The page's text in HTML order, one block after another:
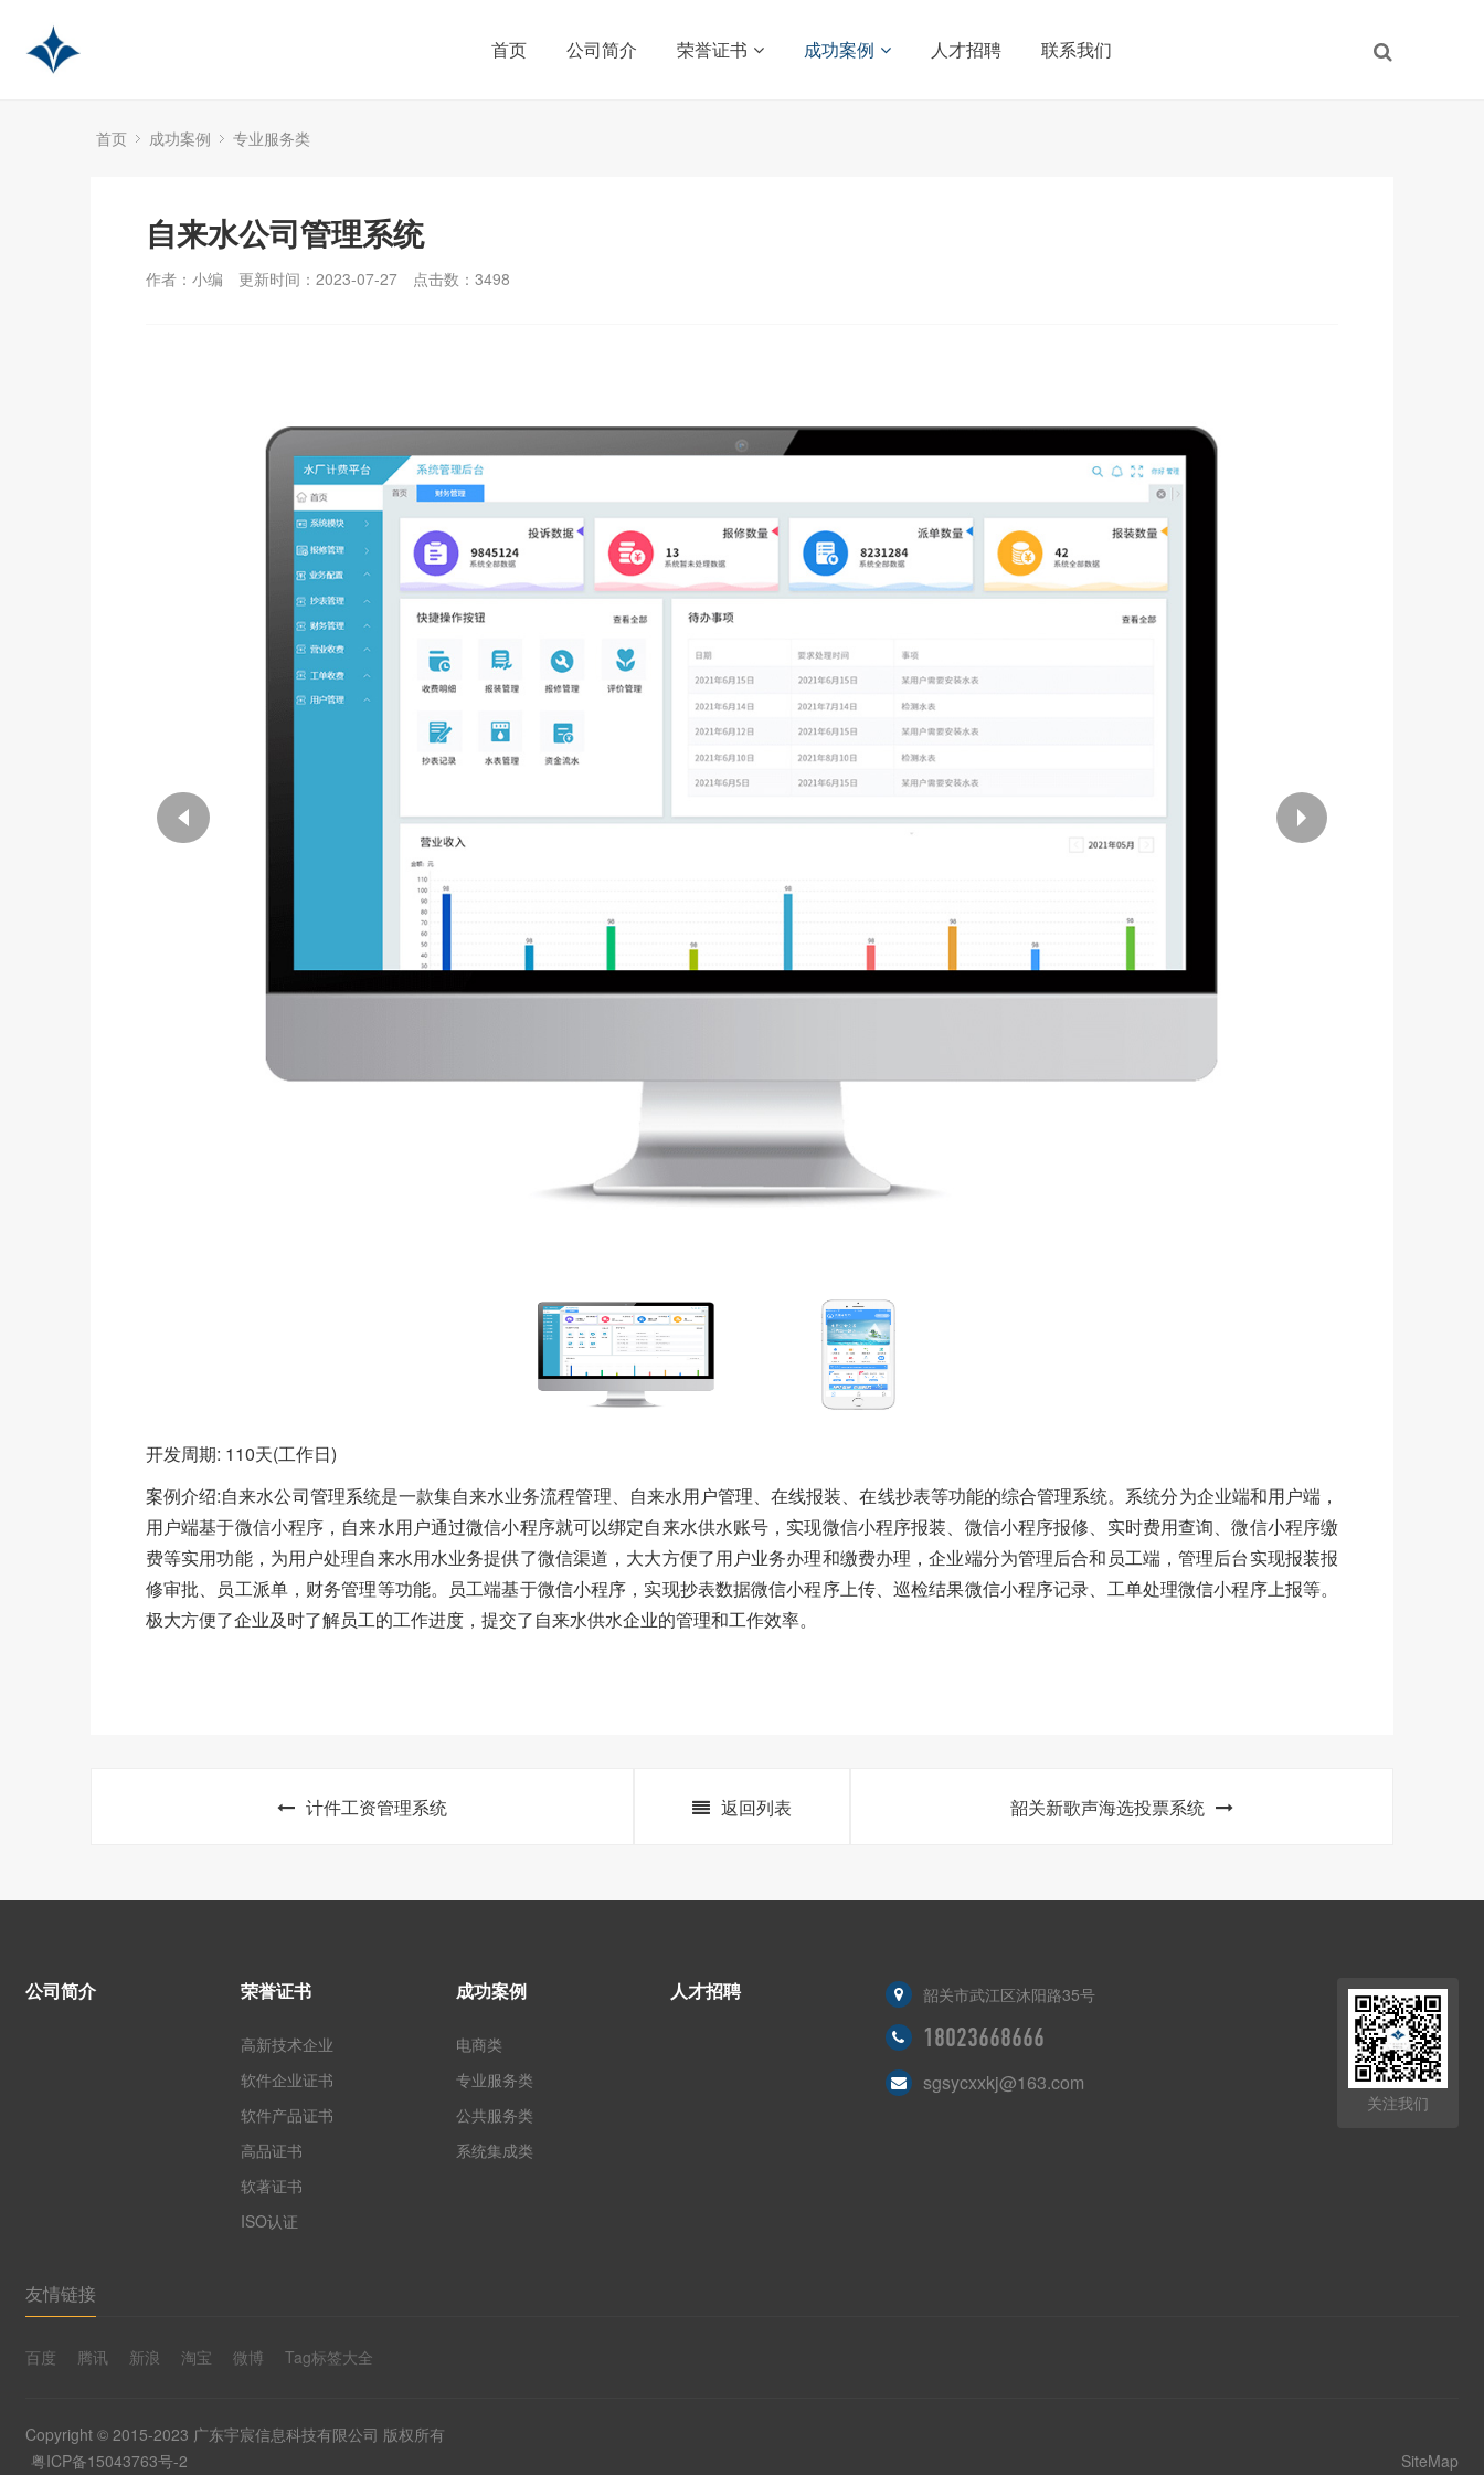
首页 公司简介 荣誉证书 成功案例 人才招聘 联系我们
首页 成功案例 专业服务类
自来水公司管理系统
作者：小编 更新时间：2023-07-27 点击数： 3498
开发周期: 110天(工作日)
案例介绍:自来水公司管理系统是一款集自来水业务流程管理、自来水用户管理、在线报装、在线抄表等功能的综合管理系统。系统分为企业端和用户端，
用户端基于微信小程序，自来水用户通过微信小程序就可以绑定自来水供水账号，实现微信小程序报装、微信小程序报修、实时费用查询、微信小程序缴
费等实用功能，为用户处理自来水用水业务提供了微信渠道，大大方便了用户业务办理和缴费办理，企业端分为管理后合和员工端，管理后台实现报装报
修审批、员工派单，财务管理等功能。员工端基于微信小程序，实现抄表数据微信小程序上传、巡检结果微信小程序记录、工单处理微信小程序上报等。
极大方便了企业及时了解员工的工作进度，提交了自来水供水企业的管理和工作效率。
计件工资管理系统 返回列表 韶关新歌声海选投票系统
公司简介 荣誉证书
高新技术企业
软件企业证书
软件产品证书
高品证书
软著证书
ISO认证
成功案例
电商类
专业服务类
公共服务类
系统集成类
人才招聘 韶关市武江区沐阳路35号
18023668666
sgsycxxkj@163.com
关注我们
友情链接
百度 腾讯 新浪 淘宝 微博 Tag标签大全
Copyright © 2015-2023 广东宇宸信息科技有限公司 版权所有
粤ICP备15043763号-2
SiteMap